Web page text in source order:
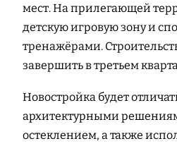
мест. На прилегающей
детскую игровую зону и
тренажёрами.
завершить в третьем
Новостройка будет
архитектурными
остеклением, а также